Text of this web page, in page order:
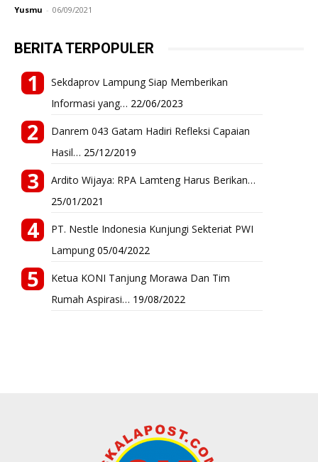
Yusmu - 06/09/2021
BERITA TERPOPULER
Sekdaprov Lampung Siap Memberikan
Informasi yang… 22/06/2023
Danrem 043 Gatam Hadiri Refleksi Capaian
Hasil… 25/12/2019
Ardito Wijaya: RPA Lamteng Harus Berikan…
25/01/2021
PT. Nestle Indonesia Kunjungi Sekteriat PWI
Lampung 05/04/2022
Ketua KONI Tanjung Morawa Dan Tim
Rumah Aspirasi… 19/08/2022